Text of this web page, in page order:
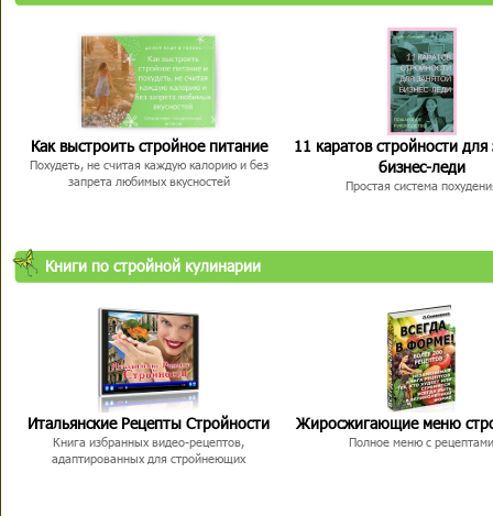
Как выстроить стройное питание
Похудеть, не считая каждую калорию и без
запрета любимых вкусностей
11 каратов стройности для
бизнес-леди
Простая система
Книги по стройной кулинарии
Итальянские Рецепты Стройности
Книга избранных видео-рецептов,
адаптированных для стройнеющих
Жиросжигающие меню
Полное меню с рецептами